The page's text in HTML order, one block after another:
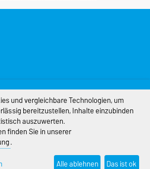
Impressum
Datenschutz
Barrierefreiheit
Cookie-Einstellungen
und vergleichbare Technologien, um
bereitzustellen, Inhalte einzubinden
auszuwerten.
finden Sie in unserer
.
Alle ablehnen Das ist ok